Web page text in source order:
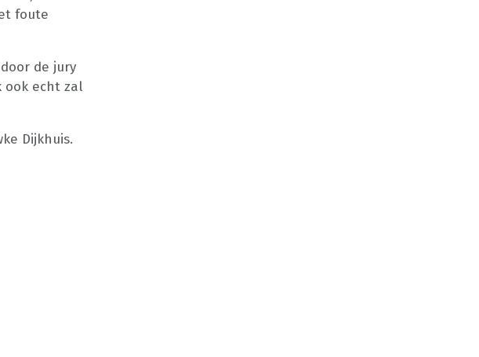
foute
de jury
ook echt zal
Dijkhuis.